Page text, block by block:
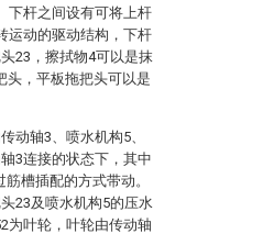
下杆之间设有可将上杆
运动的驱动结构，下杆
23，擦拭物4可以是抹
头，平板拖把头可以是
动轴3、喷水机构5、
3连接的状态下，其中
槽插配的方式带动。
23及喷水机构5的压水
为叶轮，叶轮由传动轴